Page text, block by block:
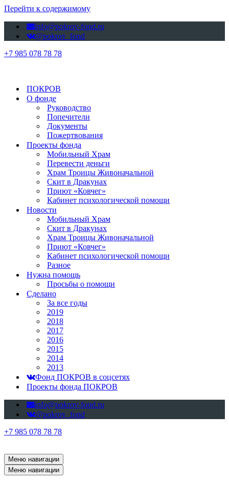
Перейти к содержимому
info@pokrov-fond.ru
@pokrov_fond
+7 985 078 78 78
ПОКРОВ
О фонде
Руководство
Попечители
Документы
Пожертвования
Проекты фонда
Мобильный Храм
Перевести деньги
Храм Троицы Живоначальной
Скит в Дракунах
Приют «Ковчег»
Кабинет психологической помощи
Новости
Мобильный Храм
Скит в Дракунах
Храм Троицы Живоначальной
Приют «Ковчег»
Кабинет психологической помощи
Разное
Нужна помощь
Просьбы о помощи
Сделано
За все годы
2019
2018
2017
2016
2015
2014
2013
Фонд ПОКРОВ в соцсетях
Проекты фонда ПОКРОВ
info@pokrov-fond.ru
@pokrov_fond
+7 985 078 78 78
Меню навигации
Меню навигации